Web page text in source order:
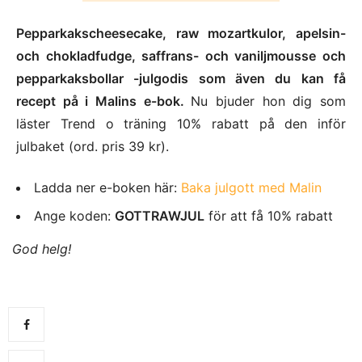
Pepparkakscheesecake, raw mozartkulor, apelsin-
och chokladfudge, saffrans- och vaniljmousse och
pepparkaksbollar -julgodis som även du kan få
recept på i Malins e-bok. Nu bjuder hon dig som
läster Trend o träning 10% rabatt på den inför
julbaket (ord. pris 39 kr).
Ladda ner e-boken här: Baka julgott med Malin
Ange koden: GOTTRAWJUL för att få 10% rabatt
God helg!